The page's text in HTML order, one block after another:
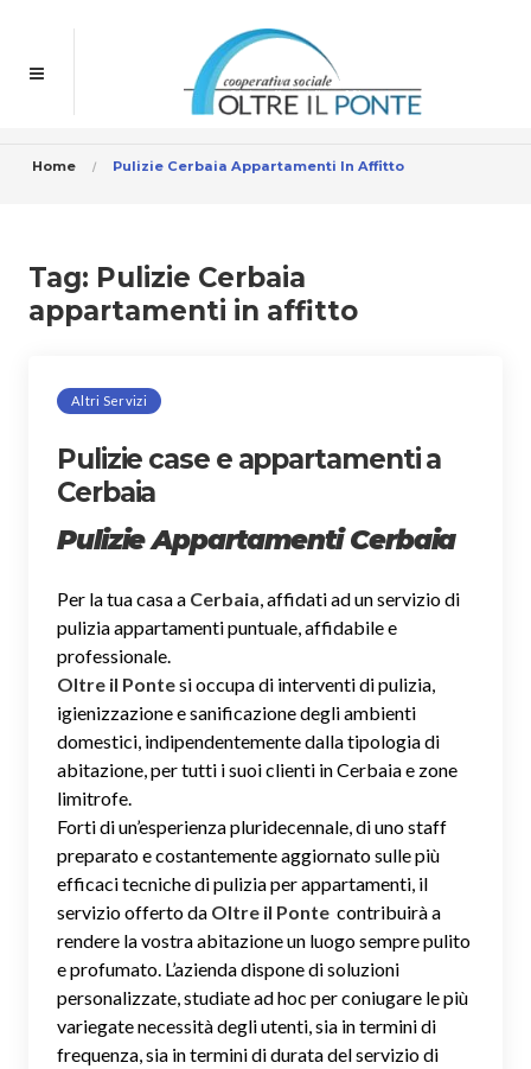
Home Pulizie Cerbaia Appartamenti In Affitto
Tag: Pulizie Cerbaia
appartamenti in affitto
Altri Servizi
Pulizie case e appartamenti a
Cerbaia
Pulizie Appartamenti Cerbaia
Per la tua casa a Cerbaia, affidati ad un servizio di
pulizia appartamenti puntuale, affidabile e
professionale.
Oltre il Pontesi occupa di interventi di pulizia,
igienizzazione e sanificazione degli ambienti
domestici, indipendentemente dalla tipologia di
abitazione, per tutti i suoi clienti in Cerbaia e zone
limitrofe.
Forti di un’esperienza pluridecennale, di uno staff
preparato e costantemente aggiornato sulle più
efficaci tecniche di pulizia per appartamenti, il
servizio offerto da Oltre il Ponte contribuirà a
rendere la vostra abitazione un luogo sempre pulito
e profumato. L’azienda dispone di soluzioni
personalizzate, studiate ad hoc per coniugare le più
variegate necessità degli utenti, sia in termini di
frequenza, sia in termini di durata del servizio di